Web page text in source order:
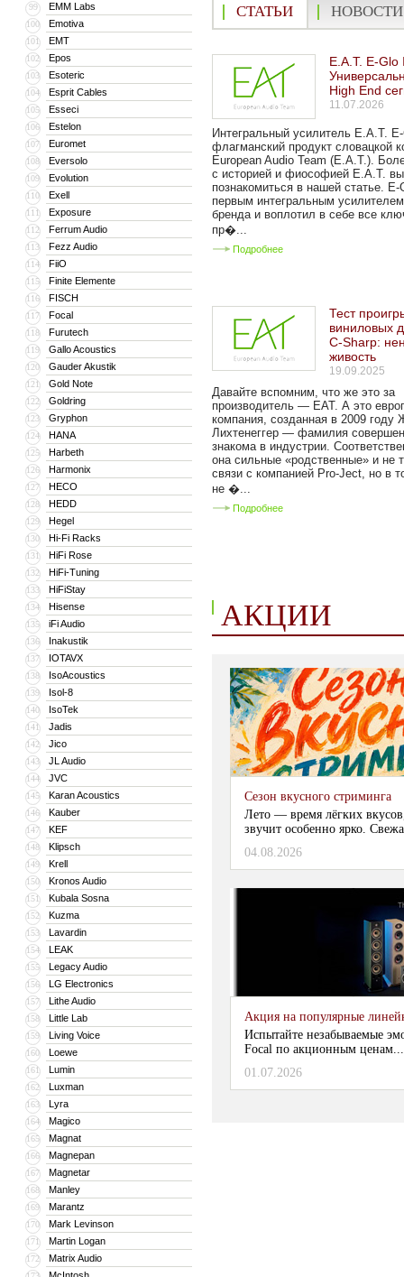
99 EMM Labs
100 Emotiva
101 EMT
102 Epos
103 Esoteric
104 Esprit Cables
105 Esseci
106 Estelon
107 Euromet
108 Eversolo
109 Evolution
110 Exell
111 Exposure
112 Ferrum Audio
113 Fezz Audio
114 FiiO
115 Finite Elemente
116 FISCH
117 Focal
118 Furutech
119 Gallo Acoustics
120 Gauder Akustik
121 Gold Note
122 Goldring
123 Gryphon
124 HANA
125 Harbeth
126 Harmonix
127 HECO
128 HEDD
129 Hegel
130 Hi-Fi Racks
131 HiFi Rose
132 HiFi-Tuning
133 HiFiStay
134 Hisense
135 iFi Audio
136 Inakustik
137 IOTAVX
138 IsoAcoustics
139 Isol-8
140 IsoTek
141 Jadis
142 Jico
143 JL Audio
144 JVC
145 Karan Acoustics
146 Kauber
147 KEF
148 Klipsch
149 Krell
150 Kronos Audio
151 Kubala Sosna
152 Kuzma
153 Lavardin
154 LEAK
155 Legacy Audio
156 LG Electronics
157 Lithe Audio
158 Little Lab
159 Living Voice
160 Loewe
161 Lumin
162 Luxman
163 Lyra
164 Magico
165 Magnat
166 Magnepan
167 Magnetar
168 Manley
169 Marantz
170 Mark Levinson
171 Martin Logan
172 Matrix Audio
СТАТЬИ НОВОСТИ
E.A.T. E-Glo
High End
11.07.2026
Интегральный усилитель E.A.T.
флагманский продукт словацкой
European Audio Team (E.A.T.).
с историей и фиософией E.A.T.
познакомиться в нашей статье. E-
первым интегральным
бренда и воплотил в себе все
пр�...
Подробнее
Тест
виниловых
C-Sharp:
живость
19.09.2025
Давайте вспомним, что же это за
производитель — EAT. А это
компания, созданная в 2009 году
Лихтенеггер — фамилия
знакома в индустрии.
она сильные «родственные» и не
связи с компанией Pro-Ject, но в
не �...
Подробнее
АКЦИИ
Сезон вкусного стриминга
Лето — время лёгких
звучит особенно ярко.
04.08.2026
Акция на популярные
Испытайте незабываемые
Focal по акционным
01.07.2026